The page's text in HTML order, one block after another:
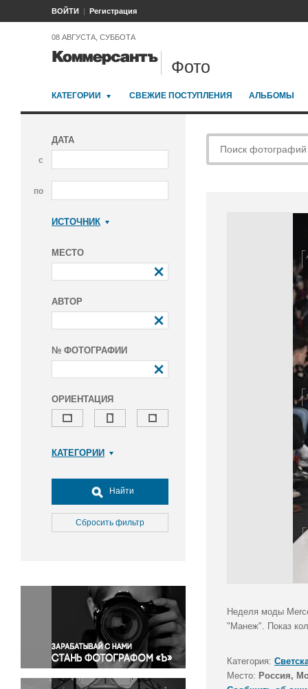
ВОЙТИ Регистрация
08 АВГУСТА, СУББОТА
Фото
КАТЕГОРИИ СВЕЖИЕ ПОСТУПЛЕНИЯ АЛЬБОМЫ
ДАТА
с
по
ИСТОЧНИК
МЕСТО
АВТОР
№ ФОТОГРАФИИ
ОРИЕНТАЦИЯ
КАТЕГОРИИ
Досуг, туризм и отдых
Культура
Медицина
Окружающая среда
Политика
Правосудие
Происшествия и конфликты
Религия
Светская жизнь
Найти
Сбросить фильтр
Неделя моды
"Манеж". Показ
Категория:
Место: Россия,